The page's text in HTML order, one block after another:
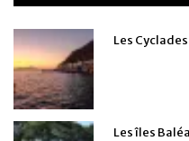
Les
Les îles